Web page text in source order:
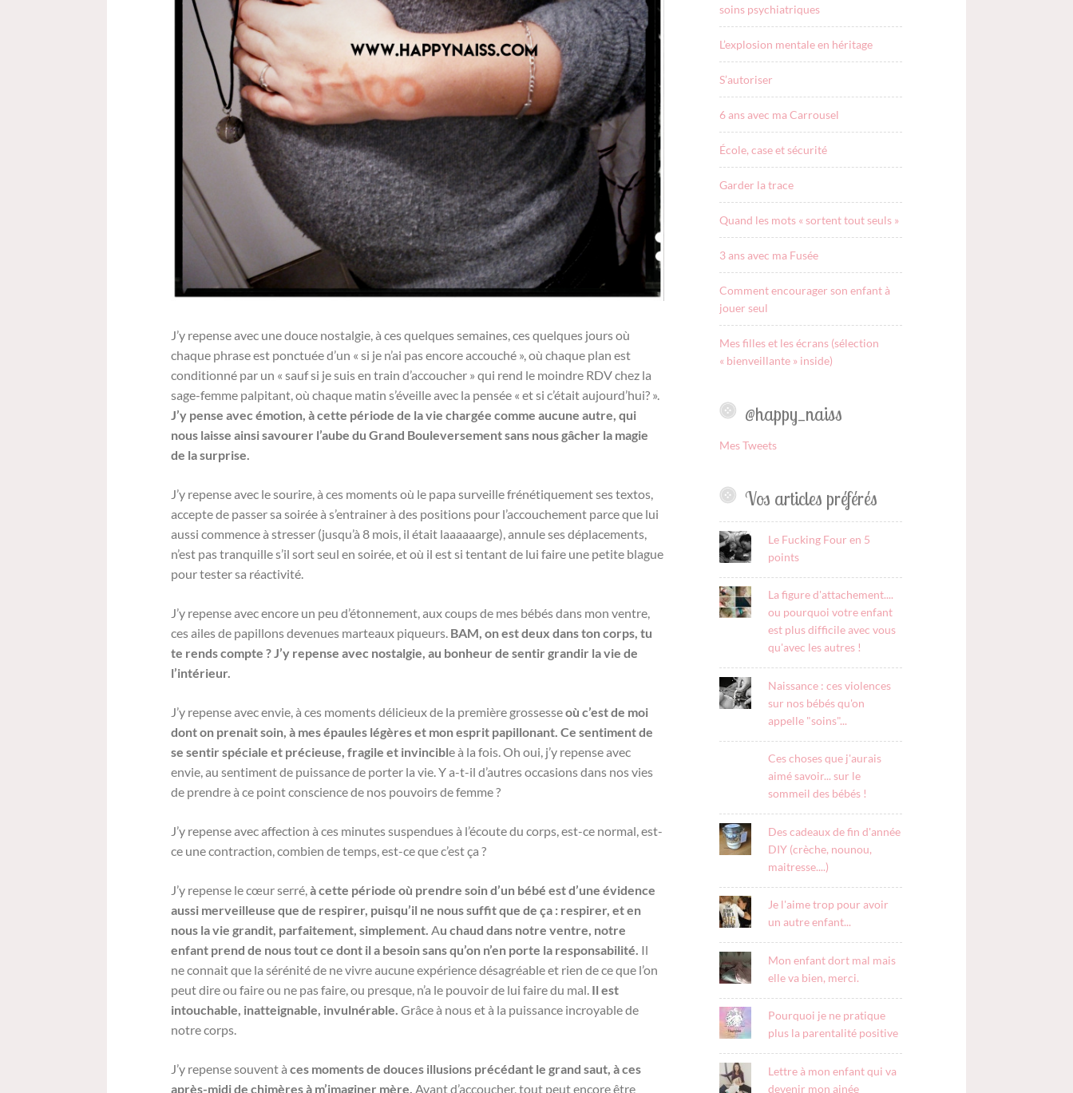
J’y repense avec une douce nostalgie, à ces quelques semaines, ces quelques jours où
chaque phrase est ponctuée d’un « si je n’ai pas encore accouché », où chaque plan est
conditionné par un « sauf si je suis en train d’accoucher » qui rend le moindre RDV chez la
sage-femme palpitant, où chaque matin s’éveille avec la pensée « et si c’était aujourd’hui? ».
J’y pense avec émotion, à cette période de la vie chargée comme aucune autre, qui
nous laisse ainsi savourer l’aube du Grand Bouleversement sans nous gâcher la magie
de la surprise.
J’y repense avec le sourire, à ces moments où le papa surveille frénétiquement ses textos,
accepte de passer sa soirée à s’entrainer à des positions pour l’accouchement parce que lui
aussi commence à stresser (jusqu’à 8 mois, il était laaaaaarge), annule ses déplacements,
n’est pas tranquille s’il sort seul en soirée, et où il est si tentant de lui faire une petite blague
pour tester sa réactivité.
J’y repense avec encore un peu d’étonnement, aux coups de mes bébés dans mon ventre,
ces ailes de papillons devenues marteaux piqueurs. BAM, on est deux dans ton corps, tu
te rends compte ? J’y repense avec nostalgie, au bonheur de sentir grandir la vie de
l’intérieur.
J’y repense avec envie, à ces moments délicieux de la première grossesseoù c’est de moi
dont on prenait soin, à mes épaules légères et mon esprit papillonant. Ce sentiment de
se sentir spéciale et précieuse, fragile et invincible à la fois. Oh oui, j’y repense avec
envie, au sentiment de puissance de porter la vie. Y a-t-il d’autres occasions dans nos vies
de prendre à ce point conscience de nos pouvoirs de femme ?
J’y repense avec affection à ces minutes suspendues à l’écoute du corps, est-ce normal, est-
ce une contraction, combien de temps, est-ce que c’est ça ?
J’y repense le cœur serré,à cette période où prendre soin d’un bébé est d’une évidence
aussi merveilleuse que de respirer, puisqu’il ne nous suffit que de ça : respirer, et en
nous la vie grandit, parfaitement, simplement. Au chaud dans notre ventre, notre
enfant prend de nous tout ce dont il a besoin sans qu’on n’en porte la responsabilité. Il
ne connait que la sérénité de ne vivre aucune expérience désagréable et rien de ce que l’on
peut dire ou faire ou ne pas faire, ou presque, n’a le pouvoir de lui faire du mal. Il est
intouchable, inatteignable, invulnérable. Grâce à nous et à la puissance incroyable de
notre corps.
J’y repense souvent à ces moments de douces illusions précédant le grand saut, à ces
après-midi de chimères à m’imaginer mère. Avant d’accoucher, tout peut encore être
soins psychiatriques
L’explosion mentale en héritage
S’autoriser
6 ans avec ma Carrousel
École, case et sécurité
Garder la trace
Quand les mots « sortent tout seuls »
3 ans avec ma Fusée
Comment encourager son enfant à
jouer seul
Mes filles et les écrans (sélection
« bienveillante » inside)
@happy_naiss
Mes Tweets
Vos articles préférés
Le Fucking Four en 5
points
La figure d'attachement....
ou pourquoi votre enfant
est plus difficile avec vous
qu'avec les autres !
Naissance : ces violences
sur nos bébés qu'on
appelle "soins"...
Ces choses que j'aurais
aimé savoir... sur le
sommeil des bébés !
Des cadeaux de fin d'année
DIY (crèche, nounou,
maitresse....)
Je l'aime trop pour avoir
un autre enfant...
Mon enfant dort mal mais
elle va bien, merci.
Pourquoi je ne pratique
plus la parentalité positive
Lettre à mon enfant qui va
devenir mon ainée